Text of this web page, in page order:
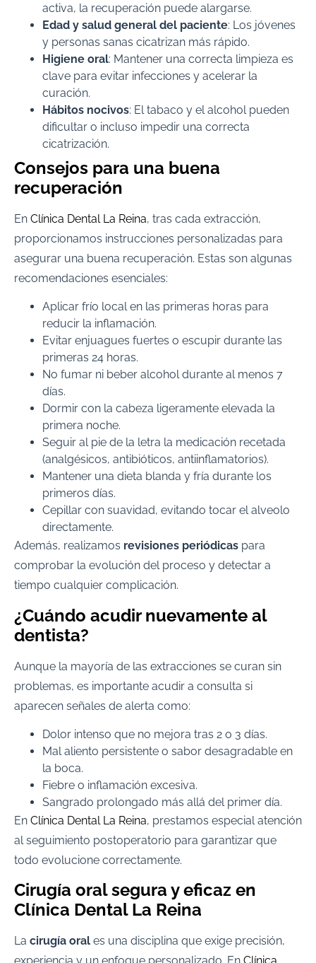
activa, la recuperación puede alargarse.
Edad y salud general del paciente: Los jóvenes
y personas sanas cicatrizan más rápido.
Higiene oral: Mantener una correcta limpieza es
clave para evitar infecciones y acelerar la
curación.
Hábitos nocivos: El tabaco y el alcohol pueden
dificultar o incluso impedir una correcta
cicatrización.
Consejos para una buena
recuperación
En Clínica Dental La Reina, tras cada extracción,
proporcionamos instrucciones personalizadas para
asegurar una buena recuperación. Estas son algunas
recomendaciones esenciales:
Aplicar frío local en las primeras horas para
reducir la inflamación.
Evitar enjuagues fuertes o escupir durante las
primeras 24 horas.
No fumar ni beber alcohol durante al menos 7
días.
Dormir con la cabeza ligeramente elevada la
primera noche.
Seguir al pie de la letra la medicación recetada
(analgésicos, antibióticos, antiinflamatorios).
Mantener una dieta blanda y fría durante los
primeros días.
Cepillar con suavidad, evitando tocar el alveolo
directamente.
Además, realizamos revisiones periódicas para
comprobar la evolución del proceso y detectar a
tiempo cualquier complicación.
¿Cuándo acudir nuevamente al
dentista?
Aunque la mayoría de las extracciones se curan sin
problemas, es importante acudir a consulta si
aparecen señales de alerta como:
Dolor intenso que no mejora tras 2 o 3 días.
Mal aliento persistente o sabor desagradable en
la boca.
Fiebre o inflamación excesiva.
Sangrado prolongado más allá del primer día.
En Clínica Dental La Reina, prestamos especial atención
al seguimiento postoperatorio para garantizar que
todo evolucione correctamente.
Cirugía oral segura y eficaz en
Clínica Dental La Reina
La cirugía oral es una disciplina que exige precisión,